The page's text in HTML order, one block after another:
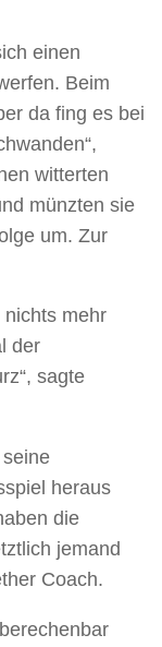
einen
Beim
da fing es bei
witterten
münzten sie
um. Zur
mehr
der
sagte
heraus
die
jemand
Coach.